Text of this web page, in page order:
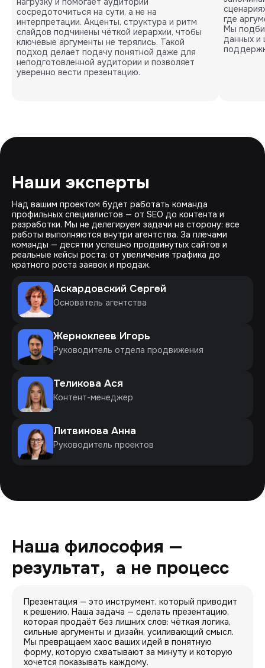
сосредоточиться на сути, а не на
интерпретации. Акценты, структура и ритм
слайдов подчинены чёткой иерархии, чтобы
ключевые аргументы не терялись. Такой
подход делает подачу понятной даже для
неподготовленной аудитории и позволяет
уверенно вести презентацию.
где
Мы
данных и
Наши эксперты
Над вашим проектом будет работать команда
профильных специалистов — от SEO до контента и
разработки. Мы не делегируем задачи на сторону: все
работы выполняются внутри агентства. За плечами
команды — десятки успешно продвинутых сайтов и
реальные кейсы роста: от увеличения трафика до
кратного роста заявок и продаж.
Аскардовский Сергей
Основатель агентства
Жерноклеев Игорь
Руководитель отдела продвижения
Теликова Ася
Контент-менеджер
Литвинова Анна
Руководитель проектов
Наша философия —
результат, а не процесс
Презентация — это инструмент, который приводит
к решению. Наша задача — сделать презентацию,
которая продаёт без лишних слов: чёткая логика,
сильные аргументы и дизайн, усиливающий смысл.
Мы превращаем хаос ваших идей в понятную
форму, которую схватывают за минуту и которую
хочется показывать каждому.